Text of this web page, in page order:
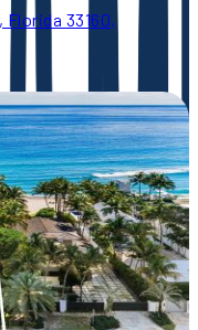
Florida 33160,